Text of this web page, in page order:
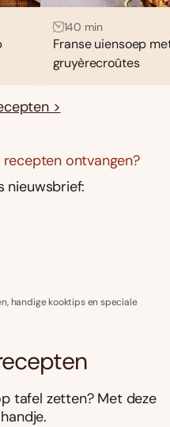
140 min
Franse uiensoep
gruyèrecroûtes
>
ontvangen?
nieuwsbrief:
handige kooktips en speciale
tafel zetten? Met deze